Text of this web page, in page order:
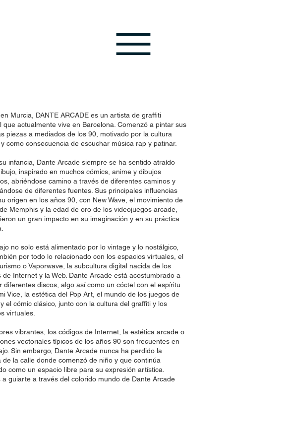
Murcia, DANTE ARCADE es un artista de graffiti
que actualmente vive en Barcelona. Comenzó a pintar sus
piezas a mediados de los 90, motivado por la cultura
como consecuencia de escuchar música rap y patinar.
infancia, Dante Arcade siempre se ha sentido atraído
inspirado en muchos cómics, anime y dibujos
abriéndose camino a través de diferentes caminos y
de diferentes fuentes. Sus principales influencias
origen en los años 90, con New Wave, el movimiento de
Memphis y la edad de oro de los videojuegos arcade,
un gran impacto en su imaginación y en su práctica
no solo está alimentado por lo vintage y lo nostálgico,
por todo lo relacionado con los espacios virtuales, el
o Vaporwave, la subcultura digital nacida de los
de Internet y la Web. Dante Arcade está acostumbrado a
diferentes discos, algo así como un cóctel con el espíritu
Vice, la estética del Pop Art, el mundo de los juegos de
el cómic clásico, junto con la cultura del graffiti y los
virtuales.
vibrantes, los códigos de Internet, la estética arcade o
vectoriales típicos de los años 90 son frecuentes en
Sin embargo, Dante Arcade nunca ha perdido la
de la calle donde comenzó de niño y que continúa
como un espacio libre para su expresión artística.
a guiarte a través del colorido mundo de Dante Arcade